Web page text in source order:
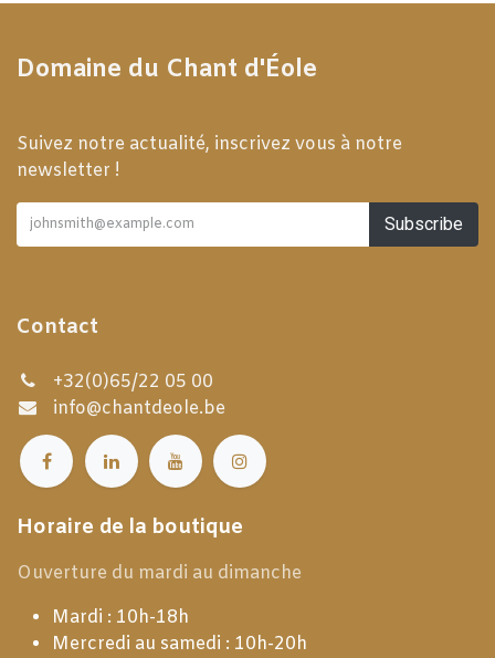
Domaine du Chant d'Éole
Suivez notre actualité, inscrivez vous à notre
newsletter !
Subscribe
Contact
+32(0)65/22 05 00
info@chantdeole.be
Horaire de la boutique
Ouverture du mardi au dimanche
Mardi : 10h-18h
Mercredi au samedi : 10h-20h